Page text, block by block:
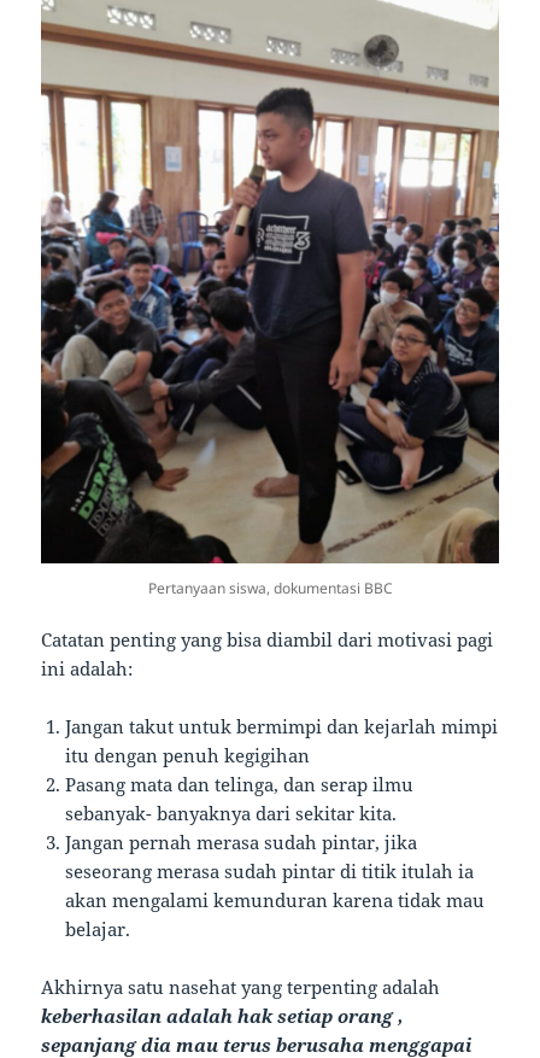
Pertanyaan siswa, dokumentasi BBC
Catatan penting yang bisa diambil dari motivasi pagi
ini adalah:
Jangan takut untuk bermimpi dan kejarlah mimpi
itu dengan penuh kegigihan
Pasang mata dan telinga, dan serap ilmu
sebanyak- banyaknya dari sekitar kita.
Jangan pernah merasa sudah pintar, jika
seseorang merasa sudah pintar di titik itulah ia
akan mengalami kemunduran karena tidak mau
belajar.
Akhirnya satu nasehat yang terpenting adalah
keberhasilan adalah hak setiap orang ,
sepanjang dia mau terus berusaha menggapai